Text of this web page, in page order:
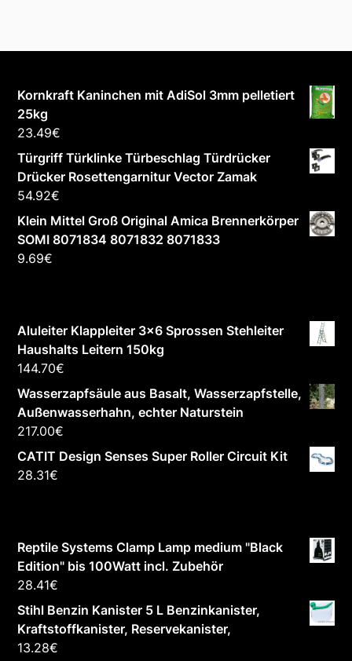
Kornkraft Kaninchen mit AdiSol 3mm pelletiert
25kg
23.49€
Türgriff Türklinke Türbeschlag Türdrücker
Drücker Rosettengarnitur Vector Zamak
54.92€
Klein Mittel Groß Original Amica Brennerkörper
SOMI 8071834 8071832 8071833
9.69€
Aluleiter Klappleiter 3x6 Sprossen Stehleiter
Haushalts Leitern 150kg
144.70€
Wasserzapfsäule aus Basalt, Wasserzapfstelle,
Außenwasserhahn, echter Naturstein
217.00€
CATIT Design Senses Super Roller Circuit Kit
28.31€
Reptile Systems Clamp Lamp medium "Black
Edition" bis 100Watt incl. Zubehör
28.41€
Stihl Benzin Kanister 5 L Benzinkanister,
Kraftstoffkanister, Reservekanister,
13.28€